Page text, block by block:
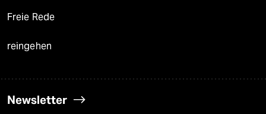
Freie Rede
reingehen
Newsletter